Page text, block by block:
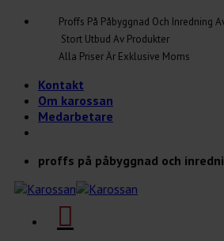
Skip
Proffs På Påbyggnad Och Inredning
Stort Utbud Av Produkter
Alla Priser Är Exklusive Moms
Kontakt
Om karossan
Medarbetare
proffs på påbyggnad och